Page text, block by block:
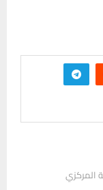
المركزي